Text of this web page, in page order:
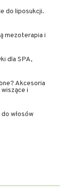
do liposukcji.
mezoterapia i
dla SPA,
Akcesoria
i
włosów